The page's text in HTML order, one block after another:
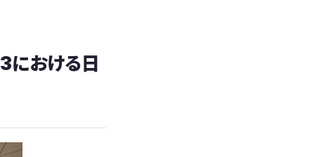
における日